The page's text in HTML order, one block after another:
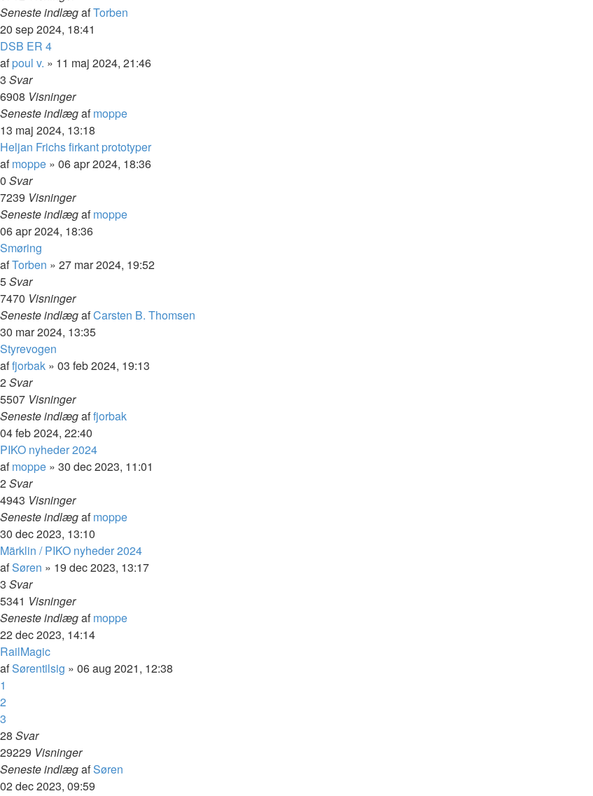
Seneste indlægafTorben
20 sep 2024, 18:41
DSB ER 4
afpoul v. » 11 maj 2024, 21:46
3 Svar
6908 Visninger
Seneste indlægafmoppe
13 maj 2024, 13:18
Heljan Frichs firkant prototyper
afmoppe » 06 apr 2024, 18:36
0 Svar
7239 Visninger
Seneste indlægafmoppe
06 apr 2024, 18:36
Smøring
afTorben » 27 mar 2024, 19:52
5Svar
7470 Visninger
Seneste indlægafCarsten B. Thomsen
30 mar 2024, 13:35
Styrevogen
affjorbak » 03 feb 2024, 19:13
2Svar
5507 Visninger
Seneste indlægaffjorbak
04 feb 2024, 22:40
PIKO nyheder 2024
afmoppe » 30 dec 2023, 11:01
2Svar
4943 Visninger
Seneste indlægafmoppe
30 dec 2023, 13:10
Märklin / PIKO nyheder 2024
afSøren » 19 dec 2023, 13:17
3 Svar
5341 Visninger
Seneste indlægafmoppe
22 dec 2023, 14:14
RailMagic
afSørentilsig » 06 aug 2021, 12:38
1
2
3
28 Svar
29229 Visninger
Seneste indlægafSøren
02 dec 2023, 09:59